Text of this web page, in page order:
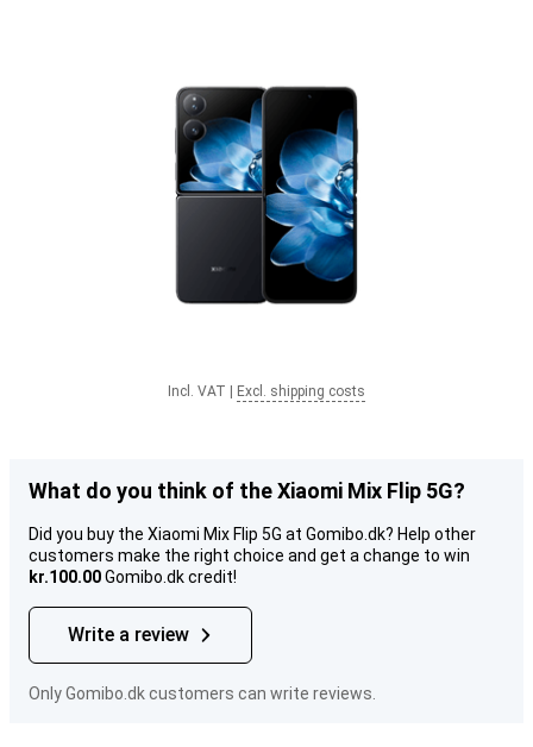
Incl. VAT Excl. shipping costs
What do you think of the Xiaomi Mix Flip 5G?
Did you buy the Xiaomi Mix Flip 5G at Gomibo.dk? Help other
customers make the right choice and get a change to win
kr.100.00Gomibo.dk credit!
Write a review
Only Gomibo.dk customers can write reviews.